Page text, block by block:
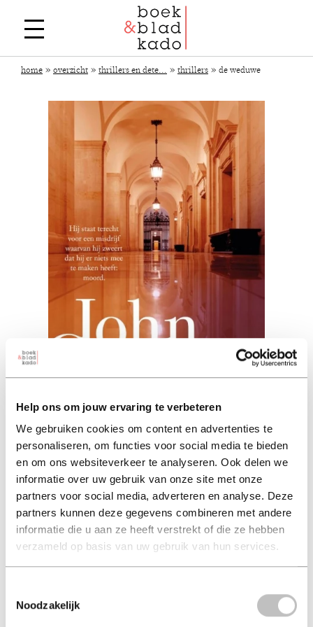
Help ons om jouw ervaring te verbeteren
We gebruiken cookies om content en advertenties te
personaliseren, om functies voor social media te bieden
en om ons websiteverkeer te analyseren. Ook delen we
informatie over uw gebruik van onze site met onze
partners voor social media, adverteren en analyse. Deze
partners kunnen deze gegevens combineren met andere
informatie die u aan ze heeft verstrekt of die ze hebben
verzameld op basis van uw gebruik van hun services.
Noodzakelijk
home » overzicht » thrillers en dete... » thrillers » de weduwe
De weduwe
john grisham (auteur)
paperback 17,50
17,50 excl. 3,95 verzendkosten NL
in winkelmand